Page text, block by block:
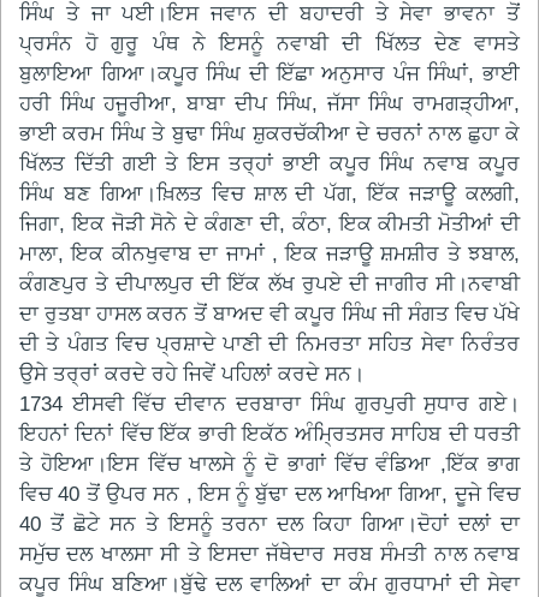
ਸਿੰਘ ਤੇ ਜਾ ਪਈ।ਇਸ ਜਵਾਨ ਦੀ ਬਹਾਦਰੀ ਤੇ ਸੇਵਾ ਭਾਵਨਾ ਤੋਂ
ਪ੍ਰਸੰਨ ਹੋ ਗੁਰੂ ਪੰਥ ਨੇ ਇਸਨੂੰ ਨਵਾਬੀ ਦੀ ਖਿੱਲਤ ਦੇਣ ਵਾਸਤੇ
ਬੁਲਾਇਆ ਗਿਆ।ਕਪੂਰ ਸਿੰਘ ਦੀ ਇੱਛਾ ਅਨੁਸਾਰ ਪੰਜ ਸਿੰਘਾਂ, ਭਾਈ
ਹਰੀ ਸਿੰਘ ਹਜੂਰੀਆ, ਬਾਬਾ ਦੀਪ ਸਿੰਘ, ਜੱਸਾ ਸਿੰਘ ਰਾਮਗੜ੍ਹੀਆ,
ਭਾਈ ਕਰਮ ਸਿੰਘ ਤੇ ਬੁਢਾ ਸਿੰਘ ਸ਼ੁਕਰਚੱਕੀਆ ਦੇ ਚਰਨਾਂ ਨਾਲ ਛੁਹਾ ਕੇ
ਖਿੱਲਤ ਦਿੱਤੀ ਗਈ ਤੇ ਇਸ ਤਰ੍ਹਾਂ ਭਾਈ ਕਪੂਰ ਸਿੰਘ ਨਵਾਬ ਕਪੂਰ
ਸਿੰਘ ਬਣ ਗਿਆ।ਖ਼ਿਲਤ ਵਿਚ ਸ਼ਾਲ ਦੀ ਪੱਗ, ਇੱਕ ਜੜਾਊ ਕਲਗੀ,
ਜਿਗਾ, ਇਕ ਜੋੜੀ ਸੋਨੇ ਦੇ ਕੰਗਣਾ ਦੀ, ਕੰਠਾ, ਇਕ ਕੀਮਤੀ ਮੋਤੀਆਂ ਦੀ
ਮਾਲਾ, ਇਕ ਕੀਨਖੁਵਾਬ ਦਾ ਜਾਮਾਂ , ਇਕ ਜੜਾਊ ਸ਼ਮਸ਼ੀਰ ਤੇ ਝਬਾਲ,
ਕੰਗਣਪੁਰ ਤੇ ਦੀਪਾਲਪੁਰ ਦੀ ਇੱਕ ਲੱਖ ਰੁਪਏ ਦੀ ਜਾਗੀਰ ਸੀ।ਨਵਾਬੀ
ਦਾ ਰੁਤਬਾ ਹਾਸਲ ਕਰਨ ਤੋਂ ਬਾਅਦ ਵੀ ਕਪੂਰ ਸਿੰਘ ਜੀ ਸੰਗਤ ਵਿਚ ਪੱਖੇ
ਦੀ ਤੇ ਪੰਗਤ ਵਿਚ ਪ੍ਰਸ਼ਾਦੇ ਪਾਣੀ ਦੀ ਨਿਮਰਤਾ ਸਹਿਤ ਸੇਵਾ ਨਿਰੰਤਰ
ਉਸੇ ਤਰ੍ਰਾਂ ਕਰਦੇ ਰਹੇ ਜਿਵੇਂ ਪਹਿਲਾਂ ਕਰਦੇ ਸਨ।
1734 ਈਸਵੀ ਵਿੱਚ ਦੀਵਾਨ ਦਰਬਾਰਾ ਸਿੰਘ ਗੁਰਪੁਰੀ ਸੁਧਾਰ ਗਏ।
ਇਹਨਾਂ ਦਿਨਾਂ ਵਿੱਚ ਇੱਕ ਭਾਰੀ ਇਕੱਠ ਅੰਮ੍ਰਿਤਸਰ ਸਾਹਿਬ ਦੀ ਧਰਤੀ
ਤੇ ਹੋਇਆ।ਇਸ ਵਿੱਚ ਖਾਲਸੇ ਨੂੰ ਦੋ ਭਾਗਾਂ ਵਿੱਚ ਵੰਡਿਆ ,ਇੱਕ ਭਾਗ
ਵਿਚ 40 ਤੋਂ ਉਪਰ ਸਨ , ਇਸ ਨੂੰ ਬੁੱਢਾ ਦਲ ਆਖਿਆ ਗਿਆ, ਦੂਜੇ ਵਿਚ
40 ਤੋਂ ਛੋਟੇ ਸਨ ਤੇ ਇਸਨੂੰ ਤਰਨਾ ਦਲ ਕਿਹਾ ਗਿਆ।ਦੋਹਾਂ ਦਲਾਂ ਦਾ
ਸਮੁੱਚ ਦਲ ਖਾਲਸਾ ਸੀ ਤੇ ਇਸਦਾ ਜੱਥੇਦਾਰ ਸਰਬ ਸੰਮਤੀ ਨਾਲ ਨਵਾਬ
ਕਪੂਰ ਸਿੰਘ ਬਣਿਆ।ਬੁੱਢੇ ਦਲ ਵਾਲਿਆਂ ਦਾ ਕੰਮ ਗੁਰਧਾਮਾਂ ਦੀ ਸੇਵਾ